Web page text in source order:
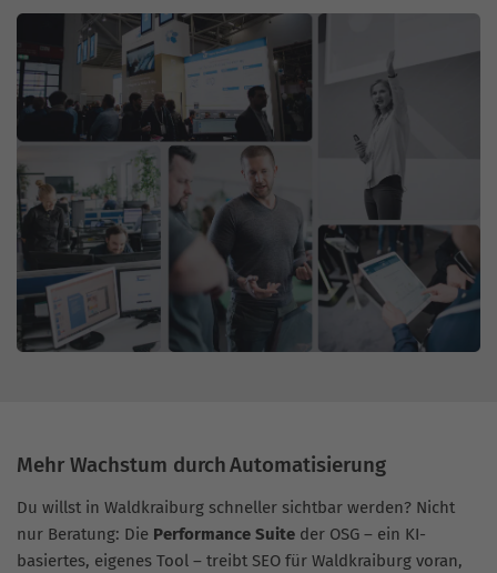
Mehr Wachstum durch Automatisierung
Du willst in Waldkraiburg schneller sichtbar werden? Nicht
nur Beratung: Die Performance Suite der OSG – ein KI-
basiertes, eigenes Tool – treibt SEO für Waldkraiburg voran,